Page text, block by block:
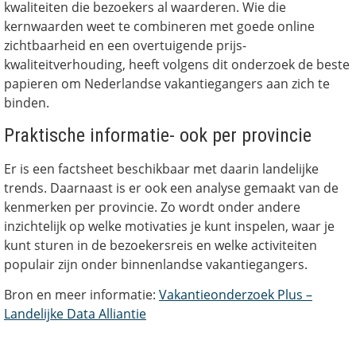
kwaliteiten die bezoekers al waarderen. Wie die
kernwaarden weet te combineren met goede online
zichtbaarheid en een overtuigende prijs-
kwaliteitverhouding, heeft volgens dit onderzoek de beste
papieren om Nederlandse vakantiegangers aan zich te
binden.
Praktische informatie- ook per provincie
Er is een factsheet beschikbaar met daarin landelijke
trends. Daarnaast is er ook een analyse gemaakt van de
kenmerken per provincie. Zo wordt onder andere
inzichtelijk op welke motivaties je kunt inspelen, waar je
kunt sturen in de bezoekersreis en welke activiteiten
populair zijn onder binnenlandse vakantiegangers.
Bron en meer informatie: Vakantieonderzoek Plus –
Landelijke Data Alliantie